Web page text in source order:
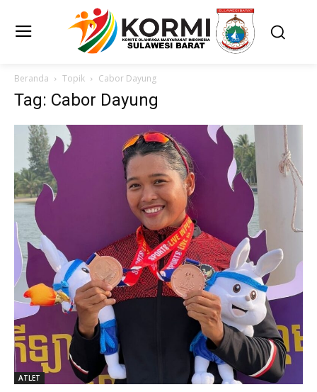
Beranda Topik Cabor Dayung
Tag: Cabor Dayung
ATLET